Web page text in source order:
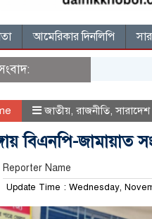
আমেরিকার দিনলিপি
জাতীয়, রাজনীতি,সারাদেশ
বিএনপি-জামায়াত
Reporter Name
Update Time : Wednesday,